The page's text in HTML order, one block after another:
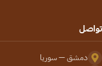
تواصل
دمشق — سوريا